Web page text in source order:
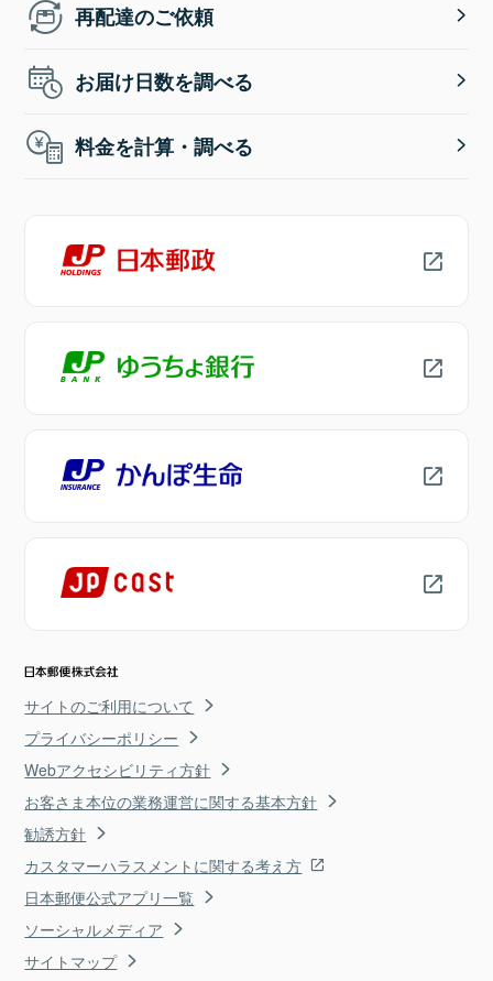
再配達のご依頼
お届け日数を調べる
料金を計算・調べる
サイトのご利用について
プライバシーポリシー
Webアクセシビリティ方針
お客さま本位の業務運営に関する基本方針
勧誘方針
カスタマーハラスメントに関する考え方
日本郵便公式アプリ一覧
ソーシャルメディア
サイトマップ